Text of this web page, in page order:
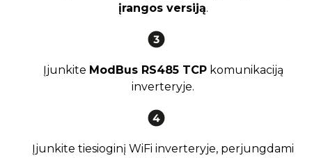
įrangos versiją.
Įjunkite ModBus RS485 TCPkomunikaciją
inverteryje.
Įjunkite tiesioginį WiFi inverteryje, perjungdami